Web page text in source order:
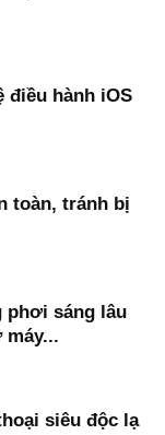
điều hành iOS
toàn, tránh bị
phơi sáng lâu
máy...
siêu độc lạ